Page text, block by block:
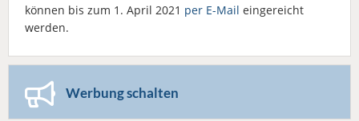
können bis zum 1. April 2021 per E-Mail eingereicht
werden.
Werbung schalten